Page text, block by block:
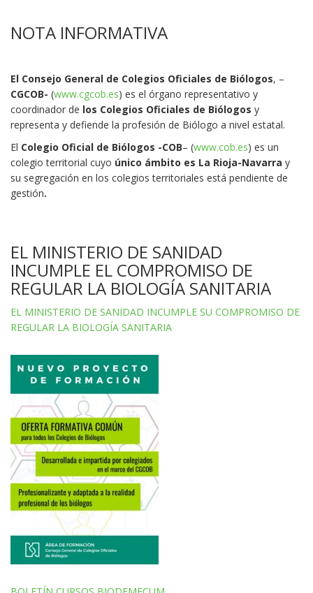
NOTA INFORMATIVA
El Consejo General de Colegios Oficiales de Biólogos, –
CGCOB- (www.cgcob.es) es el órgano representativo y
coordinador de los Colegios Oficiales de Biólogos y
representa y defiende la profesión de Biólogo a nivel estatal.
El Colegio Oficial de Biólogos -COB– (www.cob.es) es un
colegio territorial cuyo único ámbito es La Rioja-Navarra y
su segregación en los colegios territoriales está pendiente de
gestión.
EL MINISTERIO DE SANIDAD
INCUMPLE EL COMPROMISO DE
REGULAR LA BIOLOGÍA SANITARIA
EL MINISTERIO DE SANIDAD INCUMPLE SU COMPROMISO DE
REGULAR LA BIOLOGÍA SANITARIA